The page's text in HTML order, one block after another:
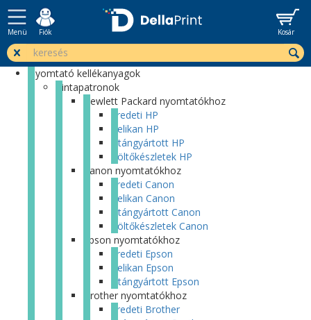
Menü Fiók Kosár
Nyomtató kellékanyagok
Tintapatronok
Hewlett Packard nyomtatókhoz
Eredeti HP
Pelikan HP
Utángyártott HP
Töltőkészletek HP
Canon nyomtatókhoz
Eredeti Canon
Pelikan Canon
Utángyártott Canon
Töltőkészletek Canon
Epson nyomtatókhoz
Eredeti Epson
Pelikan Epson
Utángyártott Epson
Brother nyomtatókhoz
Eredeti Brother